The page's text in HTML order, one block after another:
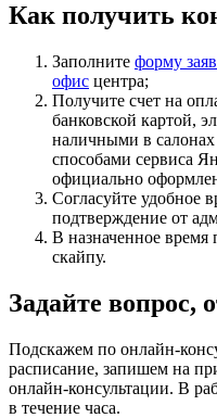
Как получить
Заполните форму
офис центра;
Получите счет на
банковской картой,
наличными в
способами сервиса
официально
Согласуйте удобное
подтверждение от
В назначенное время
скайпу.
Задайте вопрос,
Подскажем по онлайн-
расписание, запишем на
онлайн-консультации. В
в течение часа.